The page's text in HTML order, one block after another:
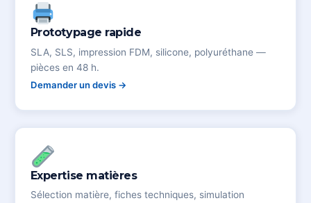
Prototypage rapide
SLA, SLS, impression FDM, silicone, polyuréthane —
pièces en 48 h.
Demander un devis →
Expertise matières
Sélection matière, fiches techniques, simulation